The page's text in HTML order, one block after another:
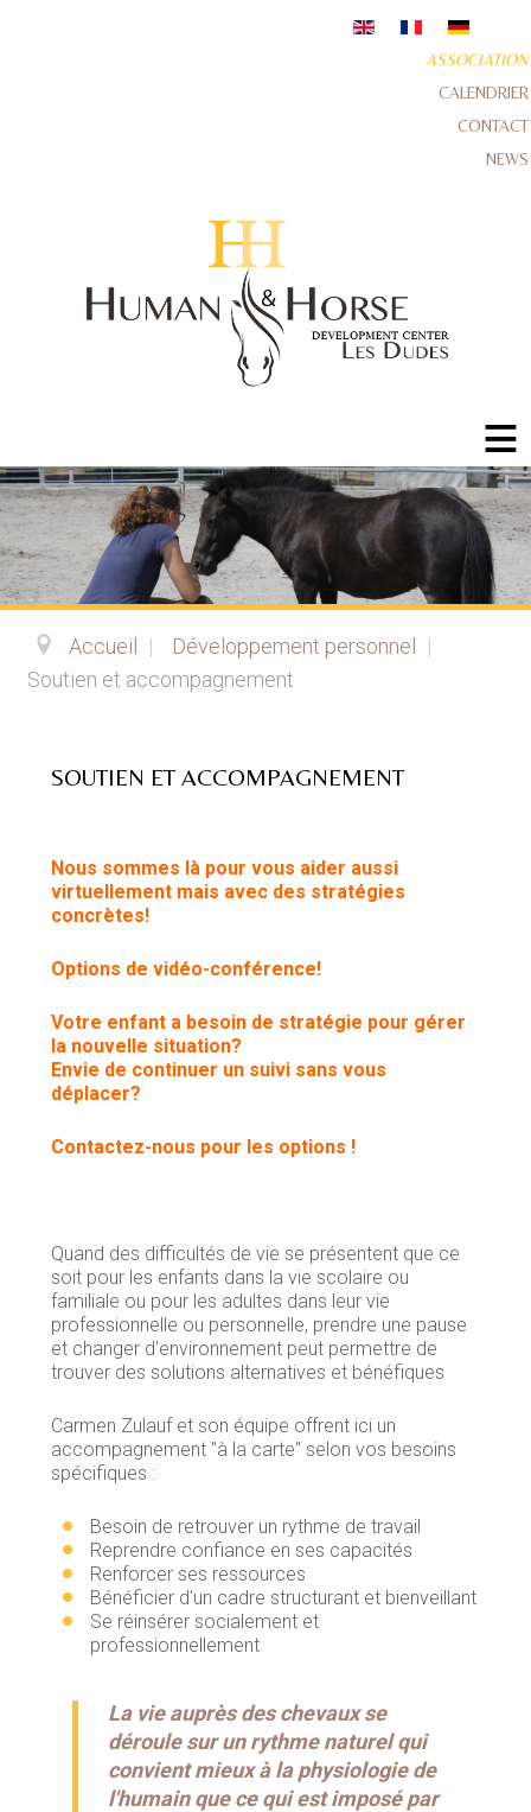
ASSOCIATION
CALENDRIER
CONTACT
NEWS
≡
Accueil | Développement personnel |
Soutien et accompagnement
SOUTIEN ET ACCOMPAGNEMENT
Nous sommes là pour vous aider aussi
virtuellement mais avec des stratégies
concrètes!
Options de vidéo-conférence!
Votre enfant a besoin de stratégie pour gérer
la nouvelle situation?
Envie de continuer un suivi sans vous
déplacer?
Contactez-nous pour les options !
Quand des difficultés de vie se présentent que ce
soit pour les enfants dans la vie scolaire ou
familiale ou pour les adultes dans leur vie
professionnelle ou personnelle, prendre une pause
et changer d'environnement peut permettre de
trouver des solutions alternatives et bénéfiques
Carmen Zulauf et son équipe offrent ici un
accompagnement "à la carte" selon vos besoins
spécifiques :
Besoin de retrouver un rythme de travail
Reprendre confiance en ses capacités
Renforcer ses ressources
Bénéficier d'un cadre structurant et bienveillant
Se réinsérer socialement et
professionnellement
La vie auprès des chevaux se
déroule sur un rythme naturel qui
convient mieux à la physiologie de
l'humain que ce qui est imposé par